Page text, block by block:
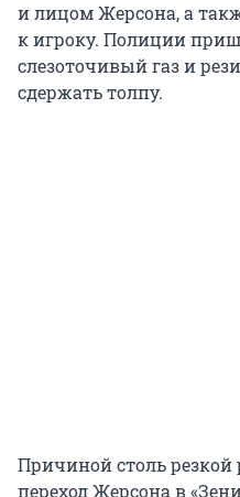
и лицом Жерсона, а
к игроку. Полиции
слезоточивый газ и
сдержать толпу.
Причиной столь
переход Жерсона в